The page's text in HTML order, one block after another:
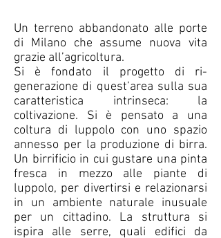
Un terreno abbandonato alle porte
di Milano che assume nuova vita
grazie all’agricoltura.
Si è fondato il progetto di ri-
generazione di quest’area sulla sua
caratteristica intrinseca: la
coltivazione. Si è pensato a una
coltura di luppolo con uno spazio
annesso per la produzione di birra.
Un birrificio in cui gustare una pinta
fresca in mezzo alle piante di
luppolo, per divertirsi e relazionarsi
in un ambiente naturale inusuale
per un cittadino. La struttura si
ispira alle serre, quali edifici da